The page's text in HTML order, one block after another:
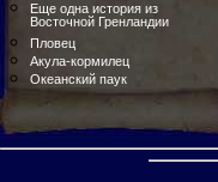
Еще одна история из
Восточной Гренландии
Пловец
Акула-кормилец
Океанский паук